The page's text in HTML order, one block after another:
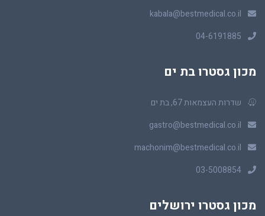
kabala@bestmedical.co.il
04-6191885
מכון גסטרו בת ים
שדרות העצמאות 67, בת ים
gastro@bestmedical.co.il
machonim@bestmedical.co.il
03-5008854
מכון גסטרו ירושלים